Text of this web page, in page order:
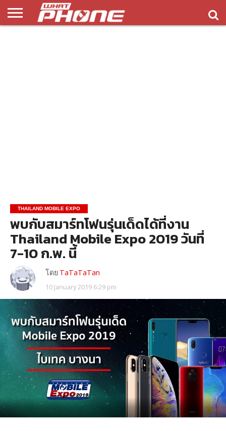
THAILAND MOBILE EXPO
พบกับสมาร์ทโฟนรุ่นเด็ดได้ที่งาน
Thailand Mobile Expo 2019 วันที่
7-10 ก.พ. นี้
โดย TaTaTaTan
10 January 2019 6:29 pm